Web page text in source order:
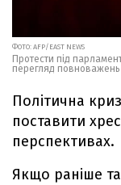
ФОТО: AFP/EAST NEWS
Протести під
перегляд
Політична
поставити
перспективах.
Якщо раніше